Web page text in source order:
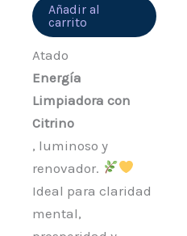
Añadir al
carrito
Atado
Energía
Limpiadora con
Citrino
, luminoso y
renovador.
Ideal para claridad
mental,